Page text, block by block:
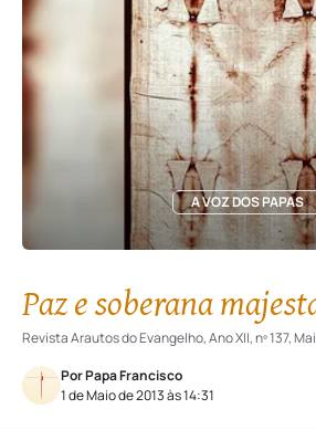
A VOZ DOS PAPAS
Paz e soberana
Revista Arautos do Evangelho, Ano XII, nº 137,
Por Papa Francisco
1 de Maio de 2013 às 14:31